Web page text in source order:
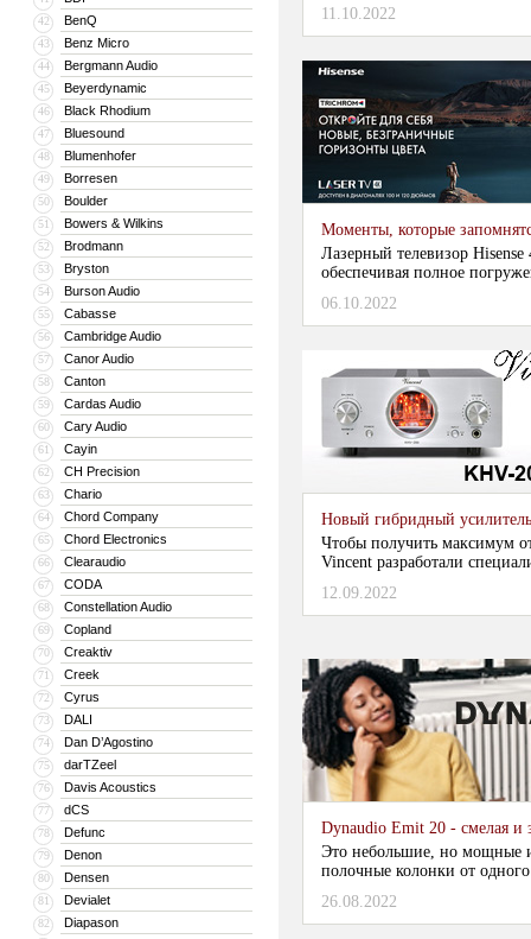
42 BenQ
43 Benz Micro
44 Bergmann Audio
45 Beyerdynamic
46 Black Rhodium
47 Bluesound
48 Blumenhofer
49 Borresen
50 Boulder
51 Bowers & Wilkins
52 Brodmann
53 Bryston
54 Burson Audio
55 Cabasse
56 Cambridge Audio
57 Canor Audio
58 Canton
59 Cardas Audio
60 Cary Audio
61 Cayin
62 CH Precision
63 Chario
64 Chord Company
65 Chord Electronics
66 Clearaudio
67 CODA
68 Constellation Audio
69 Copland
70 Creaktiv
71 Creek
72 Cyrus
73 DALI
74 Dan D’Agostino
75 darTZeel
76 Davis Acoustics
77 dCS
78 Defunc
79 Denon
80 Densen
81 Devialet
82 Diapason
11.10.2022
Моменты, которые
Лазерный телевизор
обеспечивая полное
06.10.2022
Новый гибридный
Чтобы получить максимум
Vincent разработали
12.09.2022
Dynaudio Emit 20 - смелая и
Это небольшие, но мощные
полочные колонки от
26.08.2022